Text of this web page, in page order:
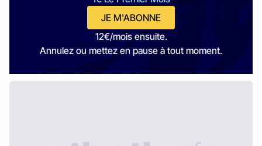
JE M'ABONNE
12€/mois ensuite.
Annulez ou mettez en pause à tout moment.